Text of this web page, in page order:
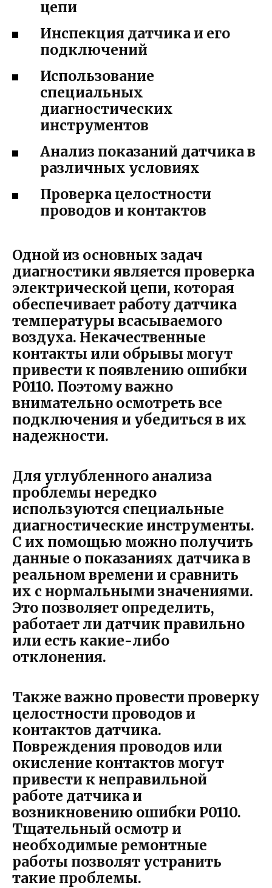
цепи
Инспекция датчика и его
подключений
Использование
специальных
диагностических
инструментов
Анализ показаний датчика в
различных условиях
Проверка целостности
проводов и контактов
Одной из основных задач
диагностики является проверка
электрической цепи, которая
обеспечивает работу датчика
температуры всасываемого
воздуха. Некачественные
контакты или обрывы могут
привести к появлению ошибки
P0110. Поэтому важно
внимательно осмотреть все
подключения и убедиться в их
надежности.
Для углубленного анализа
проблемы нередко
используются специальные
диагностические инструменты.
С их помощью можно получить
данные о показаниях датчика в
реальном времени и сравнить
их с нормальными значениями.
Это позволяет определить,
работает ли датчик правильно
или есть какие-либо
отклонения.
Также важно провести проверку
целостности проводов и
контактов датчика.
Повреждения проводов или
окисление контактов могут
привести к неправильной
работе датчика и
возникновению ошибки P0110.
Тщательный осмотр и
необходимые ремонтные
работы позволят устранить
такие проблемы.